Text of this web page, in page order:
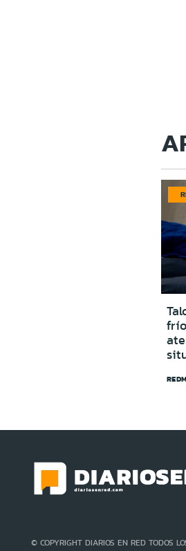
© COPYRIGHT DIARIOS EN RED TODOS